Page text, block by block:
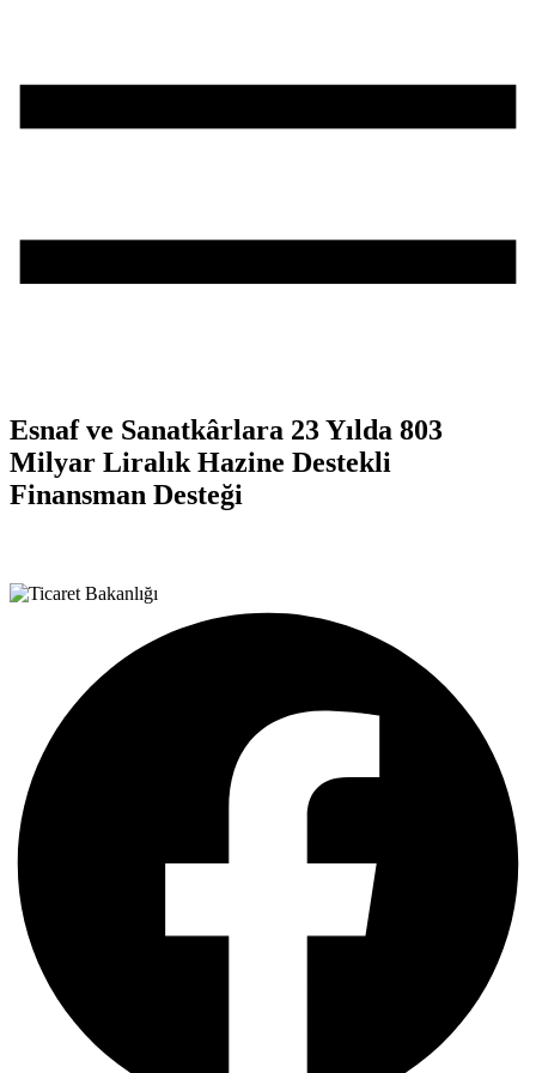
Esnaf ve Sanatkârlara 23 Yılda 803
Milyar Liralık Hazine Destekli
Finansman Desteği